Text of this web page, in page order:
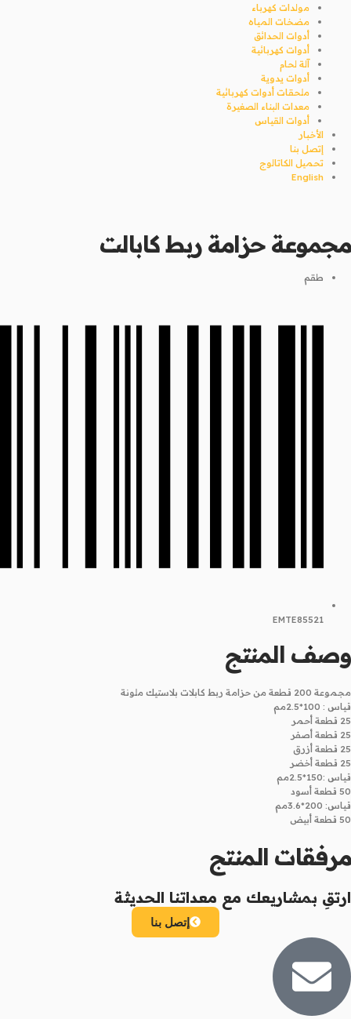
مولدات كهرباء
مضخات المياه
أدوات الحدائق
أدوات كهربائية
آلة لحام
أدوات يدوية
ملحقات أدوات كهربائية
معدات البناء الصغيرة
أدوات القياس
الأخبار
إتصل بنا
تحميل الكاتالوج
English
مجموعة حزامة ربط كابالت
طقم
EMTE85521
وصف المنتج
مجموعة 200 قطعة من حزامة ربط كابلات بلاستيك ملونة
قياس : 100*2.5مم
25 قطعة أحمر
25 قطعة أصفر
25 قطعة أزرق
25 قطعة أخضر
قياس :150*2.5مم
50 قطعة أسود
قياس: 200*3.6مم
50 قطعة أبيض
مرفقات المنتج
ارتقِ بمشاريعك مع معداتنا الحديثة
إتصل بنا